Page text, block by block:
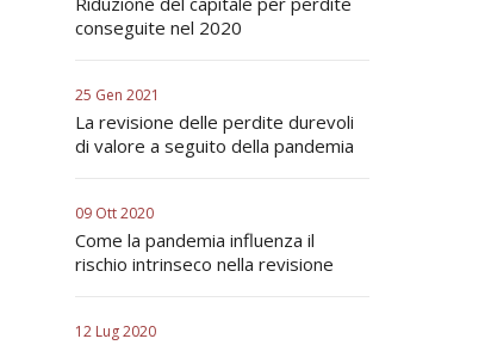
conseguite nel 2020
25 Gen 2021
La revisione delle perdite durevoli
di valore a seguito della pandemia
09 Ott 2020
Come la pandemia influenza il
rischio intrinseco nella revisione
12 Lug 2020